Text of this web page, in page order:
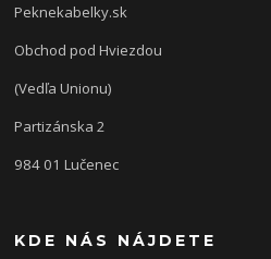
Peknekabelky.sk
Obchod pod Hviezdou
(Vedľa Unionu)
Partizánska 2
984 01 Lučenec
KDE NÁS NÁJDETE